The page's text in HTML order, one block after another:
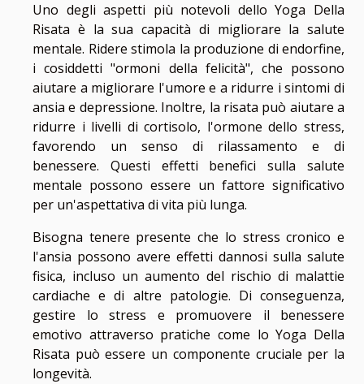
Uno degli aspetti più notevoli dello Yoga Della
Risata è la sua capacità di migliorare la salute
mentale. Ridere stimola la produzione di endorfine,
i cosiddetti "ormoni della felicità", che possono
aiutare a migliorare l'umore e a ridurre i sintomi di
ansia e depressione. Inoltre, la risata può aiutare a
ridurre i livelli di cortisolo, l'ormone dello stress,
favorendo un senso di rilassamento e di
benessere. Questi effetti benefici sulla salute
mentale possono essere un fattore significativo
per un'aspettativa di vita più lunga.
Bisogna tenere presente che lo stress cronico e
l'ansia possono avere effetti dannosi sulla salute
fisica, incluso un aumento del rischio di malattie
cardiache e di altre patologie. Di conseguenza,
gestire lo stress e promuovere il benessere
emotivo attraverso pratiche come lo Yoga Della
Risata può essere un componente cruciale per la
longevità.